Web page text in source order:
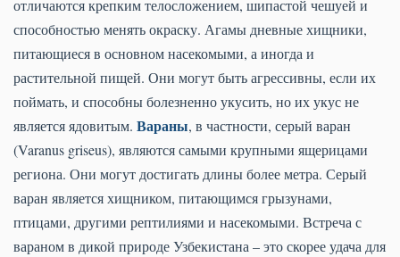
отличаются крепким телосложением, шипастой чешуей и
способностью менять окраску. Агамы дневные хищники,
питающиеся в основном насекомыми, а иногда и
растительной пищей. Они могут быть агрессивны, если их
поймать, и способны болезненно укусить, но их укус не
является ядовитым. Вараны, в частности, серый варан
(Varanus griseus), являются самыми крупными ящерицами
региона. Они могут достигать длины более метра. Серый
варан является хищником, питающимся грызунами,
птицами, другими рептилиями и насекомыми. Встреча с
вараном в дикой природе Узбекистана – это скорее удача для